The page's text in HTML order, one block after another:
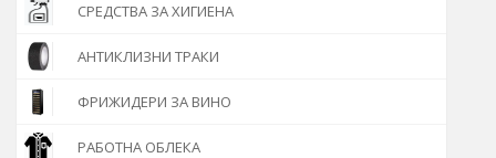
СРЕДСТВА ЗА ХИГИЕНА
АНТИКЛИЗНИ ТРАКИ
ФРИЖИДЕРИ ЗА ВИНО
РАБОТНА ОБЛЕКА